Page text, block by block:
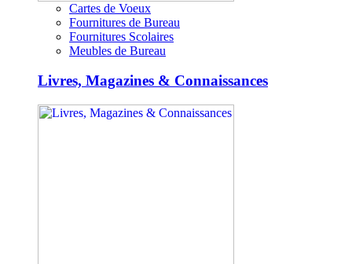
Cartes de Voeux
Fournitures de Bureau
Fournitures Scolaires
Meubles de Bureau
Livres, Magazines & Connaissances